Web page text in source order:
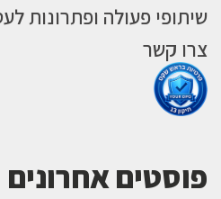
שיתופי פעולה ופתרונות
צרו קשר
פוסטים אחרונים